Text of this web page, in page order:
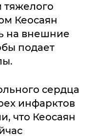
тяжелого
Кеосаян
на внешние
подает
сердца
инфарктов
что Кеосаян